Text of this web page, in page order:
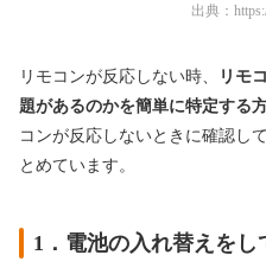
出典：
リモコンが反応しない時、
リモ
題があるのかを簡単に特定する
コンが反応しないときに確認し
とめています。
1．電池の入れ替えをし